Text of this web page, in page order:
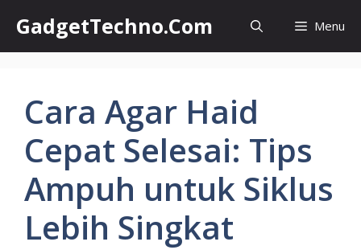
content
GadgetTechno.Com Menu
Cara Agar Haid
Cepat Selesai: Tips
Ampuh untuk Siklus
Lebih Singkat